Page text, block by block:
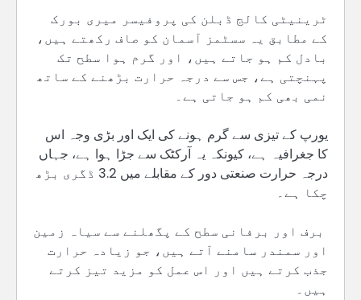
ٹرینیٹی کالج ڈبلن کی پروفیسر میری بورک
کے مطابق یہ سسٹمز آسمان کو صاف رکھتے ہیں،
بادل کم ہو جاتے ہیں، اور گرم ہوا سطح تک
پہنچتی ہے، جس سے درجہ حرارت بڑھنے کے ساتھ
نمی بھی کم ہو جاتی ہے۔
یورپ کے تیزی سے گرم ہونے کی ایک اور بڑی وجہ اس
کا جغرافیہ ہے، کیونکہ یہ آرکٹک سے جڑا ہوا ہے، جہاں
درجہ حرارت صنعتی دور کے مقابلے میں 3.2 ڈگری بڑھ
چکا ہے۔
برف اور برفانی سطح کے پگھلنے سے سیاہ زمین
اور سمندر سامنے آتے ہیں، جو زیادہ حرارت
جذب کرتے ہیں اور اس عمل کو مزید تیز کرتے
ہیں۔